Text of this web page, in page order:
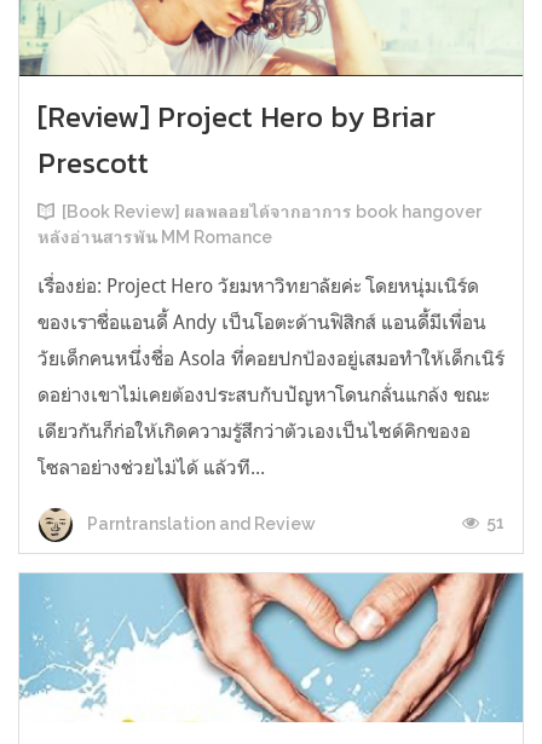
[Review] Project Hero by Briar
Prescott
[Book Review] ผลพลอยได้จากอาการ book hangover
หลังอ่านสารพัน MM Romance
เรื่องย่อ: Project Hero วัยมหาวิทยาลัยค่ะ โดยหนุ่มเนิร์ด
ของเราชื่อแอนดี้ Andy เป็นโอตะด้านฟิสิกส์ แอนดี้มีเพื่อน
วัยเด็กคนหนึ่งชื่อ Asola ที่คอยปกป้องอยู่เสมอทำให้เด็กเนิร์
ดอย่างเขาไม่เคยต้องประสบกับปัญหาโดนกลั่นแกล้ง ขณะ
เดียวกันก็ก่อให้เกิดความรู้สึกว่าตัวเองเป็นไซด์คิกของอ
โซลาอย่างช่วยไม่ได้ แล้วที...
Parntranslation and Review 51